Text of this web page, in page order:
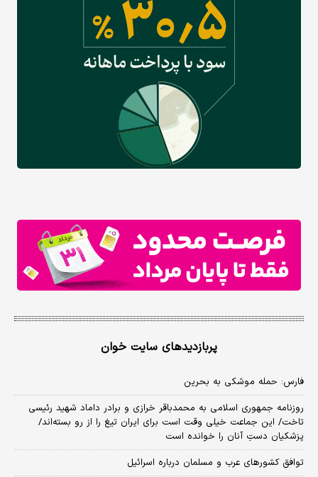
پربازدیدهای سایت خوان
فارس: حمله موشکی به بحرین
روزنامه جمهوری اسلامی به محمدباقر خرازی و برادر داماد شهید رئیسی
تاخت/ این جماعت خیلی وقت است برای ایران تیغ را از رو بسته‌اند/
پزشکیان دستِ آنان را خوانده است
توافق کشورهای عرب و مسلمان درباره اسرائیل